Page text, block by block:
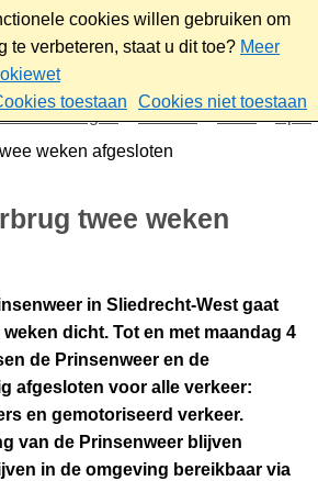
cookies willen gebruiken om
te verbeteren, staat u dit toe? Meer
toestaan
Cookies niet toestaan
Nieuws 2026
April
weken afgesloten
twee weken
in Sliedrecht-West gaat
dicht. Tot en met maandag 4
de Prinsenweer en de
afgesloten voor alle verkeer:
en gemotoriseerd verkeer.
van de Prinsenweer blijven
in de omgeving bereikbaar via